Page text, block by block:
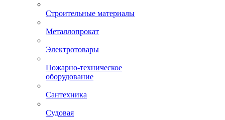
Строительные материалы
Металлопрокат
Электротовары
Пожарно-техническое
оборудование
Сантехника
Судовая